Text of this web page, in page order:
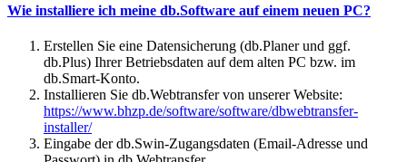
Wie installiere ich meine db.Software auf einem neuen PC?
Erstellen Sie eine Datensicherung (db.Planer und ggf.
db.Plus) Ihrer Betriebsdaten auf dem alten PC bzw. im
db.Smart-Konto.
Installieren Sie db.Webtransfer von unserer Website:
https://www.bhzp.de/software/software/dbwebtransfer-
installer/
Eingabe der db.Swin-Zugangsdaten (Email-Adresse und